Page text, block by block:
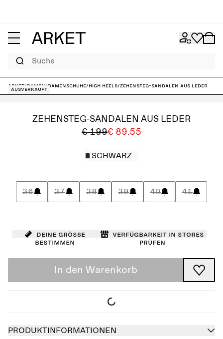
Suche
ARKET/Damen /Damenschuhe/High Heels/Zehensteg-Sandalen aus Leder
Ausverkauft
ZEHENSTEG-SANDALEN AUS LEDER
€ 199€ 89.55
SCHWARZ
36 37 38 39 40 41
Deine Größe
bestimmen
Verfügbarkeit in Stores
prüfen
In den Warenkorb
PRODUKTINFORMATIONEN